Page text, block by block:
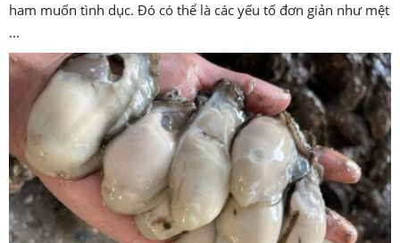
ham muốn tình dục. Đó có thể là các yếu tố đơn giản như mệt
...